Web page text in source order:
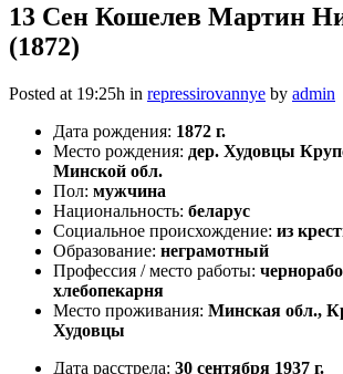
13 Сен Кошелев Мартин
(1872)
Posted at 19:25h in repressirovannye by admin
Дата рождения: 1872 г.
Место рождения: дер. Худовцы
Минской обл.
Пол: мужчина
Национальность: беларус
Социальное происхождение: из
Образование: неграмотный
Профессия / место работы:
хлебопекарня
Место проживания: Минская обл.,
Худовцы
Дата расстрела: 30 сентября 1937 г.